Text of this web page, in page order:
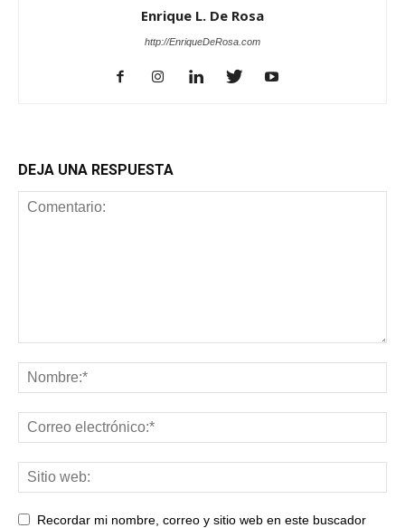
Enrique L. De Rosa
http://EnriqueDeRosa.com
DEJA UNA RESPUESTA
Recordar mi nombre, correo y sitio web en este buscador